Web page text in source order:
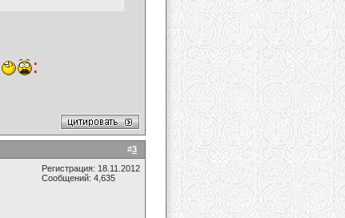
:
#3
Регистрация: 18.11.2012
Сообщений: 4,635